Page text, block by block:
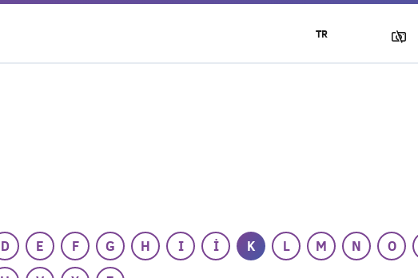
D E F G H I İ K L M N O
TR
footer